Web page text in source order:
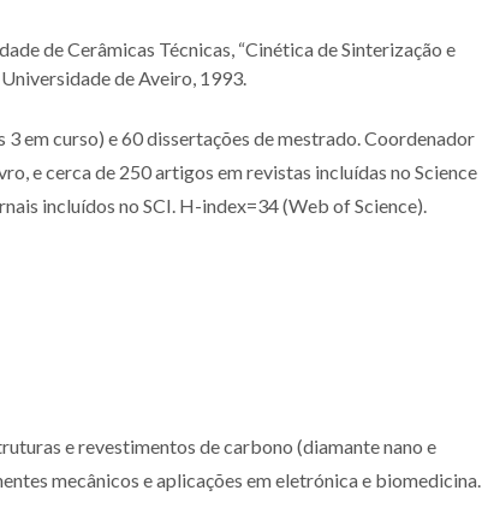
de Cerâmicas Técnicas, “Cinética de Sinterização e
de Aveiro, 1993.
em curso) e 60 dissertações de mestrado. Coordenador
e cerca de 250 artigos em revistas incluídas no Science
incluídos no SCI. H-index=34 (Web of Science).
e revestimentos de carbono (diamante nano e
mecânicos e aplicações em eletrónica e biomedicina.